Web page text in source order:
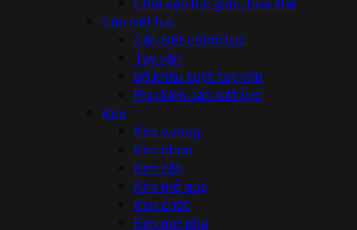
Cần siết lực
Cần siết chỉnh lực
Tay vặn
Bộ khẩu tuýt tay vặn
Phụ kiện cần siết lực
Kìm
Kìm vuông
Kìm nhọn
Kìm cắt
Kìm mỏ quạ
Kìm chết
Kìm mở phe